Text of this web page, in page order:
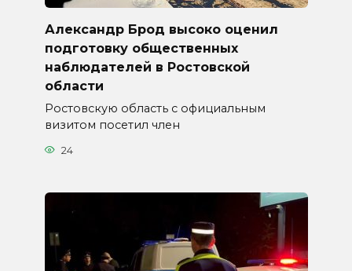
Александр Брод высоко оценил
подготовку общественных
наблюдателей в Ростовской
области
Ростовскую область с официальным
визитом посетил член
24